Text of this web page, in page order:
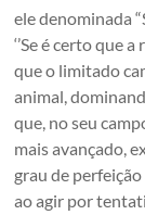
ele denominada
‘’Se é certo que
que o limitado
animal,
que, no seu
mais avançado,
grau de
ao agir por